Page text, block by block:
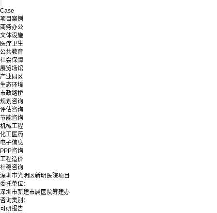
Case
项目案例
商务办公
文体设施
医疗卫生
公共教育
社会保障
展览场馆
产业园区
生态环境
市政路桥
规划咨询
评估咨询
节能咨询
机械工程
化工医药
电子信息
PPP咨询
工程造价
社稳咨询
深圳市光明区新明医院项目
委托单位：
深圳市新建市属医院筹建办
咨询类别：
可研报告